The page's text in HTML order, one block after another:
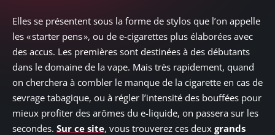
Elles se présentent sous la forme de stylos que l’on appelle
les « starter pens », ou de e-cigarettes plus élaborées avec
des accus. Les premières sont destinées à des débutants
dans le domaine de la vape. Mais très rapidement, quand
on cherchera à combler le manque de la cigarette en cas de
sevrage tabagique, ou à régler l’intensité des bouffées pour
mieux profiter des arômes du e-liquide, on passera sur les
secondes. Sur ce site, vous trouverez ces deux grands